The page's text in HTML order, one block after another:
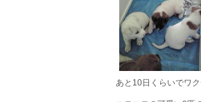
あと10日くらいでワ